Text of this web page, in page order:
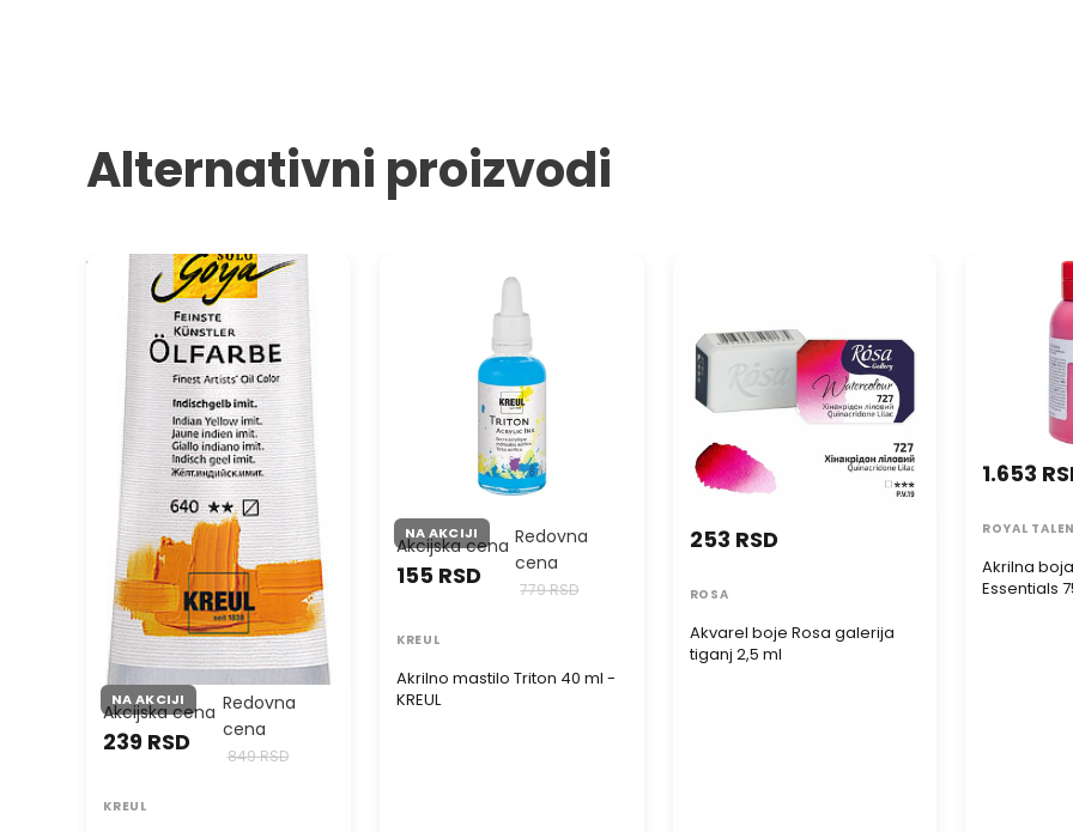
Alternativni proizvodi
Uljana boja Finest Artists Solo
Goya 55 ml
NA AKCIJI
Akcijska cena
239 RSD
Redovna
cena
849 RSD
KREUL
NA AKCIJI
Akrilno mastilo Triton 40 ml -
KREUL
Akcijska cena
155 RSD
Redovna
cena
779 RSD
KREUL
Akvarel boje Rosa galerija
tiganj 2,5 ml
253 RSD
ROSA
Akrilna boja
Essentials
Akrilna
Essentials
1.653
ROYAL